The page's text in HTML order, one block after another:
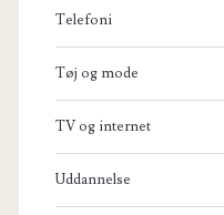
Telefoni
Tøj og mode
TV og internet
Uddannelse